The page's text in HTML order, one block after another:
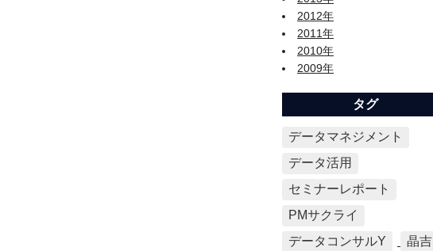
2012年
2011年
2010年
2009年
タグ
データマネジメント
データ活用
セミナーレポート
PMサクライ
データコンサルY
晶吉